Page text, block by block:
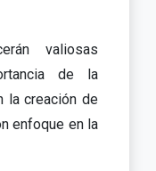
valiosas
de la
la creación de
enfoque en la